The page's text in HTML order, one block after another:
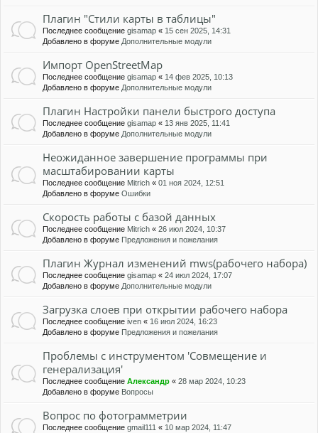
Плагин "Стили карты в таблицы"
Последнее сообщение gisamap « 15 сен 2025, 14:31
Добавлено в форуме Дополнительные модули
Импорт OpenStreetMap
Последнее сообщение gisamap « 14 фев 2025, 10:13
Добавлено в форуме Дополнительные модули
Плагин Настройки панели быстрого доступа
Последнее сообщение gisamap « 13 янв 2025, 11:41
Добавлено в форуме Дополнительные модули
Неожиданное завершение программы при
масштабировании карты
Последнее сообщение Mitrich « 01 ноя 2024, 12:51
Добавлено в форуме Ошибки
Скорость работы с базой данных
Последнее сообщение Mitrich « 26 июл 2024, 10:37
Добавлено в форуме Предложения и пожелания
Плагин Журнал изменений mws(рабочего набора)
Последнее сообщение gisamap « 24 июл 2024, 17:07
Добавлено в форуме Дополнительные модули
Загрузка слоев при открытии рабочего набора
Последнее сообщение iven « 16 июл 2024, 16:23
Добавлено в форуме Предложения и пожелания
Проблемы с инструментом 'Совмещение и
генерализация'
Последнее сообщение Александр « 28 мар 2024, 10:23
Добавлено в форуме Вопросы
Вопрос по фотограмметрии
Последнее сообщение gmail111 « 10 мар 2024, 11:47